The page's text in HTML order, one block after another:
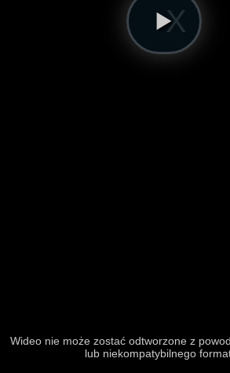
Wideo nie może zostać odtworzone z
lub niekompatybilnego